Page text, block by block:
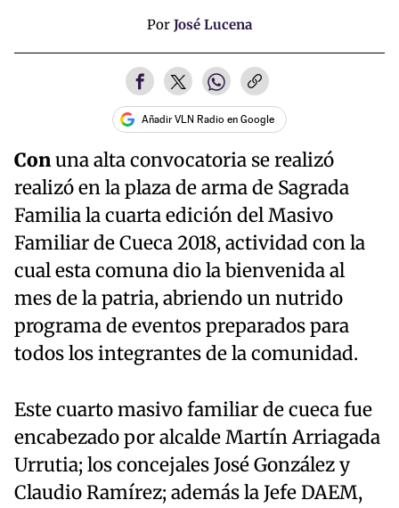
Por José Lucena
Añadir VLN Radio en Google
Conuna alta convocatoria se realizó
realizó en la plaza de arma de Sagrada
Familia la cuarta edición del Masivo
Familiar de Cueca 2018, actividad con la
cual esta comuna dio la bienvenida al
mes de la patria, abriendo un nutrido
programa de eventos preparados para
todos los integrantes de la comunidad.
Este cuarto masivo familiar de cueca fue
encabezado por alcalde Martín Arriagada
Urrutia; los concejales José González y
Claudio Ramírez; además la Jefe DAEM,